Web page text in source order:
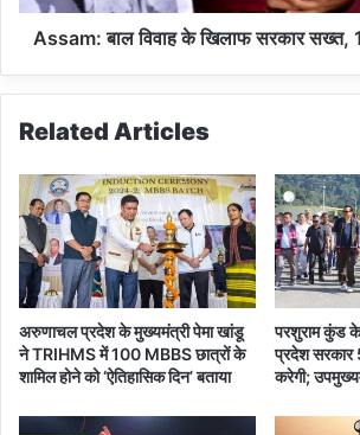
शु
स
त
त
वि
त्ती
य
स
मा
वि
ला
र
का
र
स
ख्त
,
1
,
Assam: बाल विवाह के खिलाफ सरकार सख्त,
Related Articles
अरुणाचल प्रदेश के मुख्यमंत्री पेमा खांडू
ने TRIHMS में 100 MBBS छात्रों के
शामिल होने को ‘ऐतिहासिक दिन’ बताया
परशुराम कुंड
प्रदेश
करेगी;